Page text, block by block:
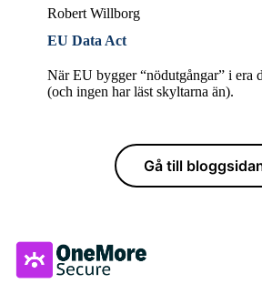
Robert Willborg
EU Data Act
När EU bygger “nödutgångar” i era
(och ingen har läst skyltarna än).
Gå till